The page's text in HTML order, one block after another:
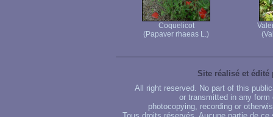
Coquelicot
(Papaver rhaeas L.)
Site réalisé et édité
All right reserved. No part of this
or transmitted in any
photocopying, recording or